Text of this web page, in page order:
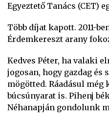
Egyeztető Tanács (CET)
Több díjat kapott. 2011-
Érdemkereszt arany
Kedves Péter, ha valaki
jogosan, hogy gazdag és
mögötted. Ráadásul még
búcsúnyarat is. Pihenj
Néhanapján gondolunk